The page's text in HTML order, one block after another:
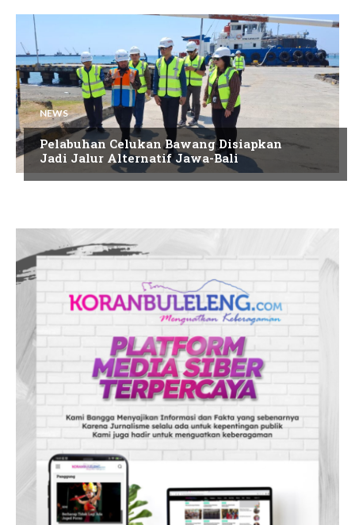
NEWS
Pelabuhan Celukan Bawang Disiapkan
Jadi Jalur Alternatif Jawa-Bali